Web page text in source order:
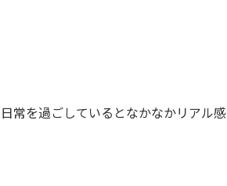
常を過ごしているとなかなかリアル感